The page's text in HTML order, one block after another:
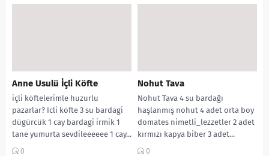
Anne Usulü İçli Köfte
içli köftelerimle huzurlu
pazarlar? Icli köfte 3 su bardagi
dügürcük 1 cay bardagi irmik 1
tane yumurta sevdileeeeee 1 cay...
0
Nohut Tava
Nohut Tava 4 su bardağı
haşlanmış nohut 4 adet orta boy
domates nimetli_lezzetler 2 adet
kırmızı kapya biber 3 adet...
0